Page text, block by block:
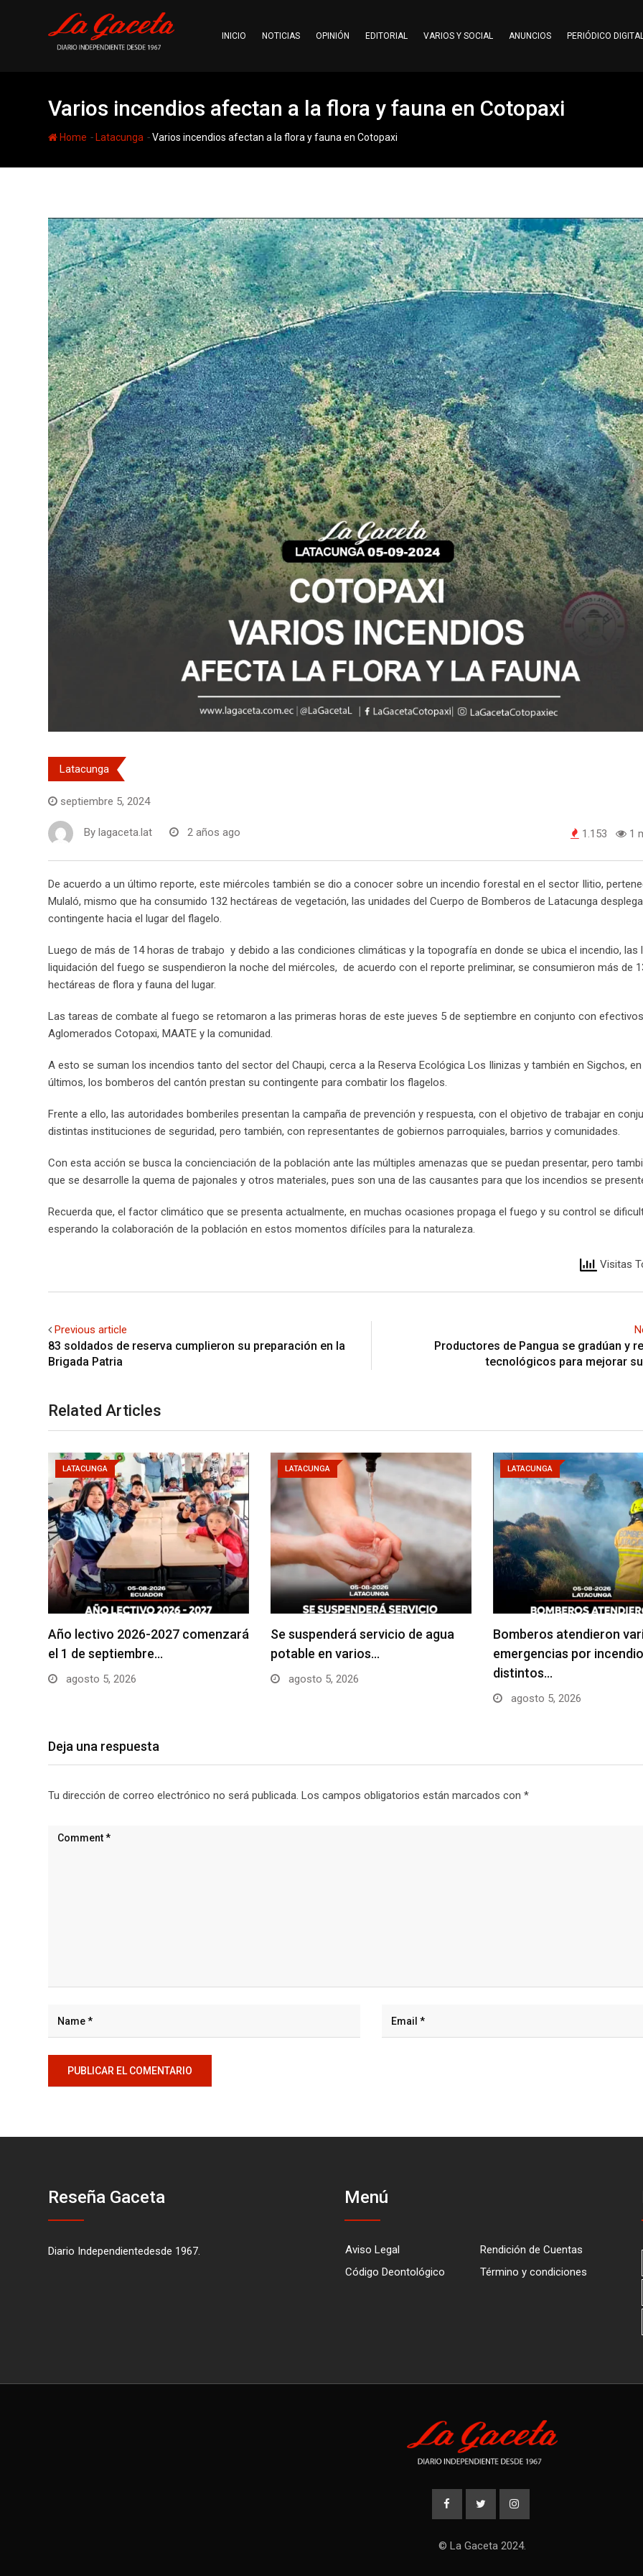
INICIO NOTICIAS OPINIÓN EDITORIAL VARIOS Y SOCIAL ANUNCIOS PERIÓDICO
Varios incendios afectan a la flora y fauna en Cotopaxi
Home - Latacunga -Varios incendios afectan a la flora y fauna en Cotopaxi
Latacunga
septiembre 5, 2024
By lagaceta.lat 2 años ago 1.153 1
De acuerdo a un último reporte, este miércoles también se dio a conocer sobre un incendio forestal en el sector Ilitio,
Mulaló, mismo que ha consumido 132 hectáreas de vegetación, las unidades del Cuerpo de Bomberos de Latacunga
contingente hacia el lugar del flagelo.
Luego de más de 14 horas de trabajo y debido a las condiciones climáticas y la topografía en donde se ubica el incendio, las
liquidación del fuego se suspendieron la noche del miércoles, de acuerdo con el reporte preliminar, se consumieron más de
hectáreas de flora y fauna del lugar.
Las tareas de combate al fuego se retomaron a las primeras horas de este jueves 5 de septiembre en conjunto con
Aglomerados Cotopaxi, MAATE y la comunidad.
A esto se suman los incendios tanto del sector del Chaupi, cerca a la Reserva Ecológica Los Ilinizas y también en Sigchos,
últimos, los bomberos del cantón prestan su contingente para combatir los flagelos.
Frente a ello, las autoridades bomberiles presentan la campaña de prevención y respuesta, con el objetivo de trabajar en
distintas instituciones de seguridad, pero también, con representantes de gobiernos parroquiales, barrios y comunidades.
Con esta acción se busca la concienciación de la población ante las múltiples amenazas que se puedan presentar, pero
que se desarrolle la quema de pajonales y otros materiales, pues son una de las causantes para que los incendios se
Recuerda que, el factor climático que se presenta actualmente, en muchas ocasiones propaga el fuego y su control se
esperando la colaboración de la población en estos momentos difíciles para la naturaleza.
Visitas
Previous article
83 soldados de reserva cumplieron su preparación en la
Brigada Patria
Productores de Pangua se gradúan y
tecnológicos para mejorar
Related Articles
LATACUNGA
Año lectivo 2026-2027 comenzará
el 1 de septiembre…
agosto 5, 2026
LATACUNGA
Se suspenderá servicio de agua
potable en varios…
agosto 5, 2026
LATACUNGA
Bomberos atendieron
emergencias por
distintos…
agosto 5, 2026
Deja una respuesta
Tu dirección de correo electrónico no será publicada. Los campos obligatorios están marcados con *
Reseña Gaceta
Diario Independientedesde 1967.
Menú
Aviso Legal
Rendición de Cuentas
Código Deontológico
Término y condiciones
© La Gaceta 2024.